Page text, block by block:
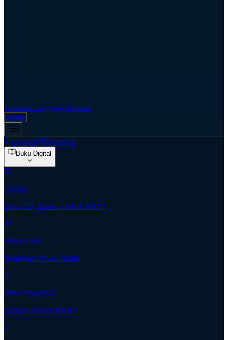
AspirasiCari GerejaKontak
Masuk
Beranda Almanak
Buku Digital
Alkitab
Baca TB, Batak Toba & NKJV
Buku Ende
Nyanyian rohani Batak
Buku Nyanyian
Kidung Jemaat HKBP